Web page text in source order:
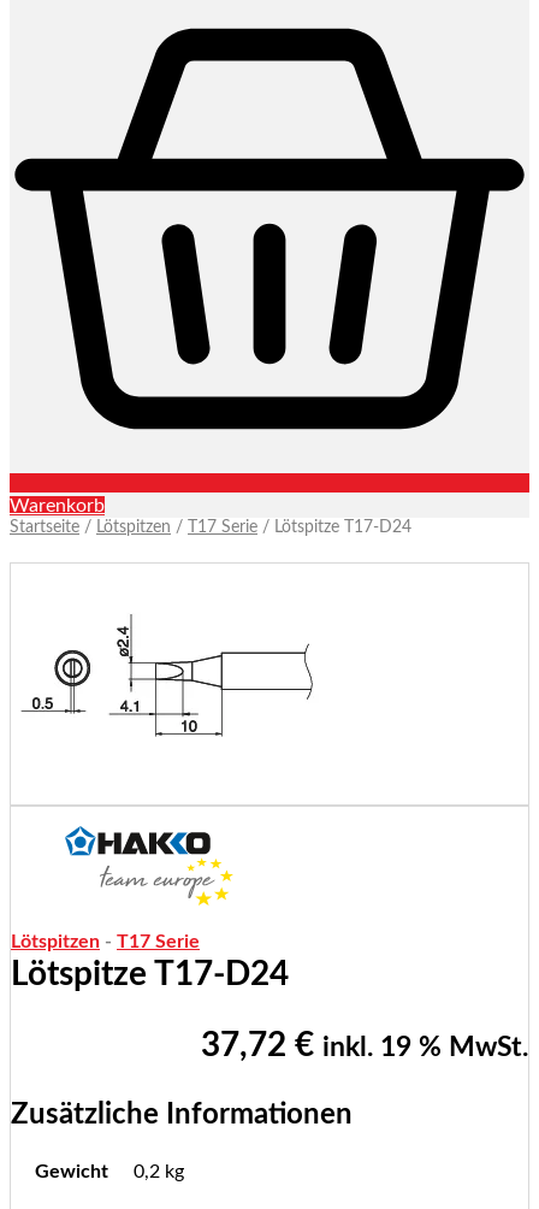
Warenkorb
Startseite / Lötspitzen / T17 Serie / Lötspitze T17-D24
Lötspitzen - T17 Serie
Lötspitze T17-D24
37,72 € inkl. 19 % MwSt.
Zusätzliche Informationen
Gewicht 0,2 kg